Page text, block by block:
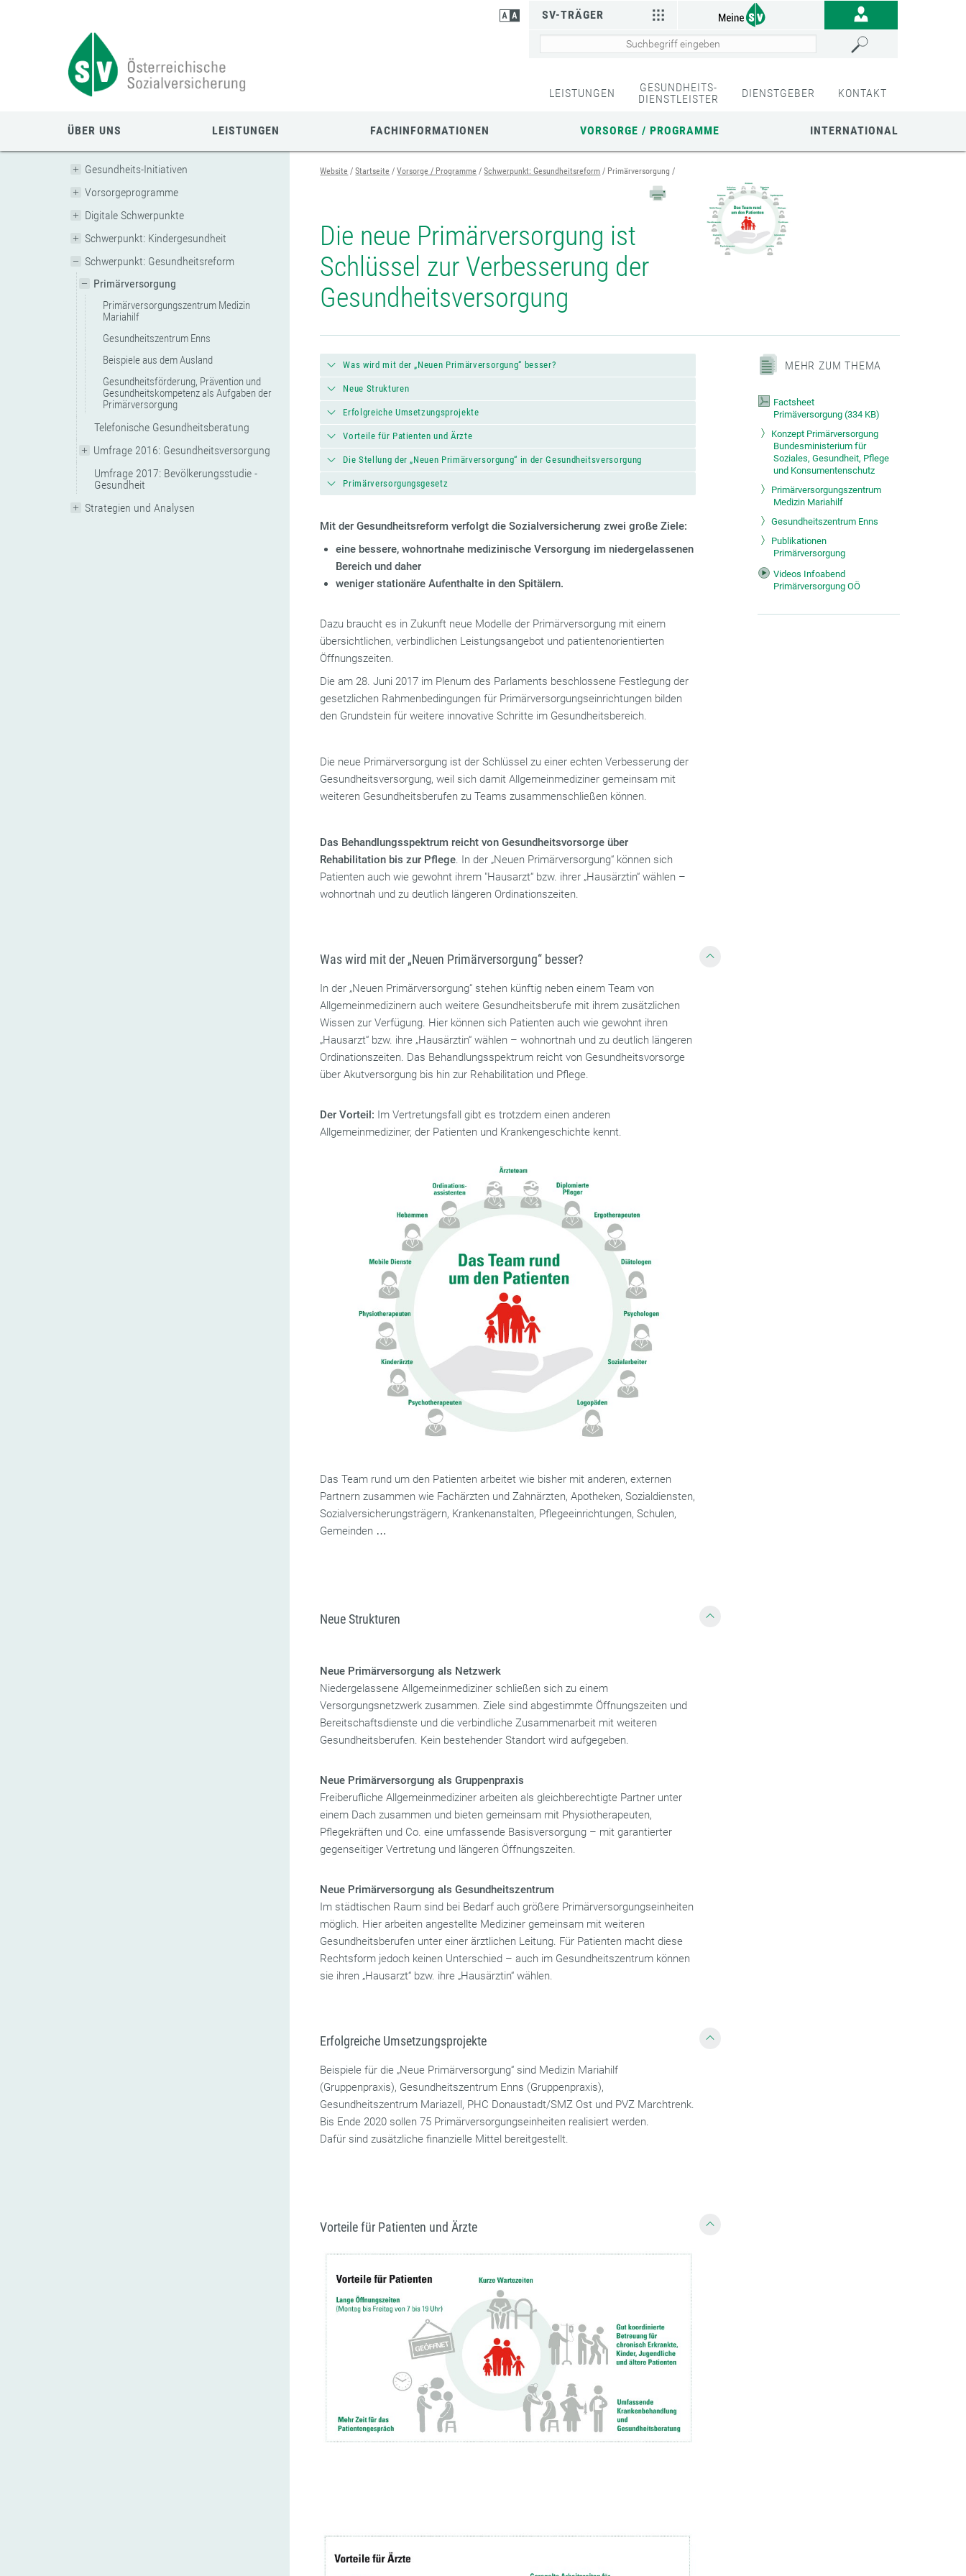
SV-TRÄGER
LEISTUNGEN
GESUNDHEITS-
DIENSTLEISTER
DIENSTGEBER KONTAKT
ÜBER UNS LEISTUNGEN FACHINFORMATIONEN VORSORGE / PROGRAMME INTERNATIONAL
Gesundheits-Initiativen
Vorsorgeprogramme
Digitale Schwerpunkte
Schwerpunkt: Kindergesundheit
Schwerpunkt: Gesundheitsreform
Primärversorgung
Primärversorgungszentrum Medizin
Mariahilf
Gesundheitszentrum Enns
Beispiele aus dem Ausland
Gesundheitsförderung, Prävention und
Gesundheitskompetenz als Aufgaben der
Primärversorgung
Telefonische Gesundheitsberatung
Umfrage 2016: Gesundheitsversorgung
Umfrage 2017: Bevölkerungsstudie -
Gesundheit
Strategien und Analysen
Website Startseite Vorsorge / Programme Schwerpunkt: Gesundheitsreform Primärversorgung
Die neue Primärversorgung ist
Schlüssel zur Verbesserung der
Gesundheitsversorgung
Was wird mit der „Neuen Primärversorgung“ besser?
Neue Strukturen
Erfolgreiche Umsetzungsprojekte
Vorteile für Patienten und Ärzte
Die Stellung der „Neuen Primärversorgung“ in der Gesundheitsversorgung
Primärversorgungsgesetz
Mit der Gesundheitsreform verfolgt die Sozialversicherung zwei große Ziele:
eine bessere, wohnortnahe medizinische Versorgung im niedergelassenen
Bereich und daher
weniger stationäre Aufenthalte in den Spitälern.
Dazu braucht es in Zukunft neue Modelle der Primärversorgung mit einem
übersichtlichen, verbindlichen Leistungsangebot und patientenorientierten
Öffnungszeiten.
Die am 28. Juni 2017 im Plenum des Parlaments beschlossene Festlegung der
gesetzlichen Rahmenbedingungen für Primärversorgungseinrichtungen bilden
den Grundstein für weitere innovative Schritte im Gesundheitsbereich.
Die neue Primärversorgung ist der Schlüssel zu einer echten Verbesserung der
Gesundheitsversorgung, weil sich damit Allgemeinmediziner gemeinsam mit
weiteren Gesundheitsberufen zu Teams zusammenschließen können.
Das Behandlungsspektrum reicht von Gesundheitsvorsorge über
Rehabilitation bis zur Pflege. In der „Neuen Primärversorgung“ können sich
Patienten auch wie gewohnt ihrem "Hausarzt“ bzw. ihrer „Hausärztin“ wählen –
wohnortnah und zu deutlich längeren Ordinationszeiten.
Was wird mit der „Neuen Primärversorgung“ besser?
In der „Neuen Primärversorgung“ stehen künftig neben einem Team von
Allgemeinmedizinern auch weitere Gesundheitsberufe mit ihrem zusätzlichen
Wissen zur Verfügung. Hier können sich Patienten auch wie gewohnt ihren
„Hausarzt“ bzw. ihre „Hausärztin“ wählen – wohnortnah und zu deutlich längeren
Ordinationszeiten. Das Behandlungsspektrum reicht von Gesundheitsvorsorge
über Akutversorgung bis hin zur Rehabilitation und Pflege.
Der Vorteil: Im Vertretungsfall gibt es trotzdem einen anderen
Allgemeinmediziner, der Patienten und Krankengeschichte kennt.
Das Team rund um den Patienten arbeitet wie bisher mit anderen, externen
Partnern zusammen wie Fachärzten und Zahnärzten, Apotheken, Sozialdiensten,
Sozialversicherungsträgern, Krankenanstalten, Pflegeeinrichtungen, Schulen,
Gemeinden …
Neue Strukturen
Neue Primärversorgung als Netzwerk
Niedergelassene Allgemeinmediziner schließen sich zu einem
Versorgungsnetzwerk zusammen. Ziele sind abgestimmte Öffnungszeiten und
Bereitschaftsdienste und die verbindliche Zusammenarbeit mit weiteren
Gesundheitsberufen. Kein bestehender Standort wird aufgegeben.
Neue Primärversorgung als Gruppenpraxis
Freiberufliche Allgemeinmediziner arbeiten als gleichberechtigte Partner unter
einem Dach zusammen und bieten gemeinsam mit Physiotherapeuten,
Pflegekräften und Co. eine umfassende Basisversorgung – mit garantierter
gegenseitiger Vertretung und längeren Öffnungszeiten.
Neue Primärversorgung als Gesundheitszentrum
Im städtischen Raum sind bei Bedarf auch größere Primärversorgungseinheiten
möglich. Hier arbeiten angestellte Mediziner gemeinsam mit weiteren
Gesundheitsberufen unter einer ärztlichen Leitung. Für Patienten macht diese
Rechtsform jedoch keinen Unterschied – auch im Gesundheitszentrum können
sie ihren „Hausarzt“ bzw. ihre „Hausärztin“ wählen.
Erfolgreiche Umsetzungsprojekte
Beispiele für die „Neue Primärversorgung“ sind Medizin Mariahilf
(Gruppenpraxis), Gesundheitszentrum Enns (Gruppenpraxis),
Gesundheitszentrum Mariazell, PHC Donaustadt/SMZ Ost und PVZ Marchtrenk.
Bis Ende 2020 sollen 75 Primärversorgungseinheiten realisiert werden.
Dafür sind zusätzliche finanzielle Mittel bereitgestellt.
Vorteile für Patienten und Ärzte
MEHR ZUM THEMA
Factsheet
Primäversorgung (334 KB)
Konzept Primärversorgung
Bundesministerium für
Soziales, Gesundheit, Pflege
und Konsumentenschutz
Primärversorgungszentrum
Medizin Mariahilf
Gesundheitszentrum Enns
Publikationen
Primärversorgung
Videos Infoabend
Primärversorgung OÖ